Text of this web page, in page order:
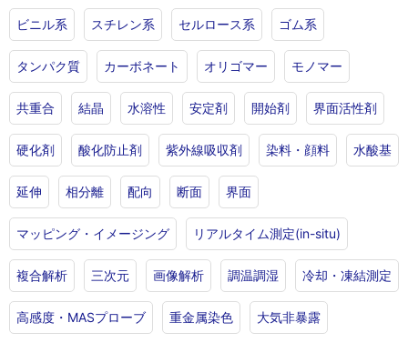
ビニル系 スチレン系 セルロース系 ゴム系
タンパク質 カーボネート オリゴマー モノマー
共重合 結晶 水溶性 安定剤 開始剤 界面活性剤
硬化剤 酸化防止剤 紫外線吸収剤 染料・顔料 水酸基
延伸 相分離 配向 断面 界面
マッピング・イメージング リアルタイム測定(in-situ)
複合解析 三次元 画像解析 調温調湿 冷却・凍結測定
高感度・MASプローブ 重金属染色 大気非暴露